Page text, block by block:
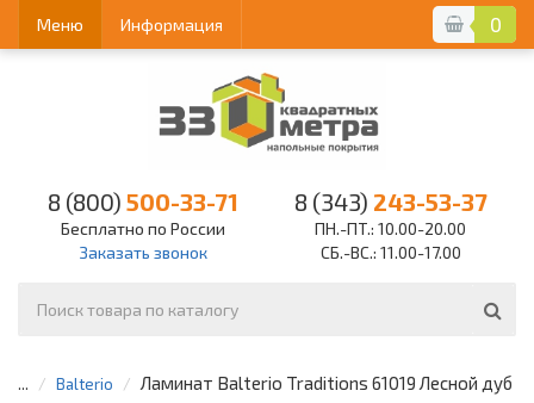
0
Меню Информация
8 (800) 500-33-71
Бесплатно по России
Заказать звонок
8 (343) 243-53-37
ПН.-ПТ.: 10.00-20.00
СБ.-ВС.: 11.00-17.00
... Balterio Ламинат Balterio Traditions 61019 Лесной дуб